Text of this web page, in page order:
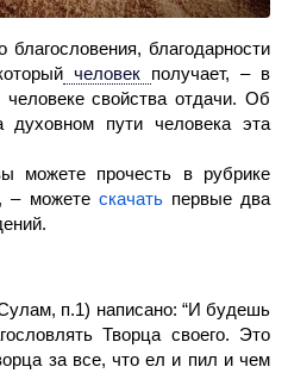
благословения, благодарности
человек получает, – в
человеке свойства отдачи. Об
пути человека эта
можете прочесть в рубрике
– можете скачатьпервые два
п.1) написано: “И будешь
Творца своего. Это
за все, что ел и пил и чем